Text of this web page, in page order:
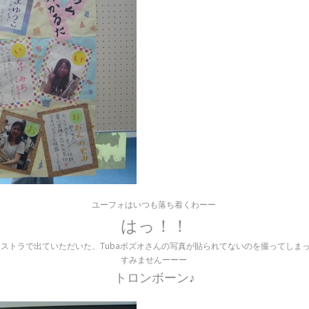
ユーフォはいつも落ち着くわーー
はっ！！
トラで出ていただいた、Tubaボズオさんの写真が貼られてないのを撮ってしま
すみませんーーー
トロンボーン♪